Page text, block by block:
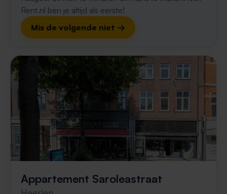
Rent.nl ben je altijd als eerste!
Mis de volgende niet →
Appartement Saroleastraat